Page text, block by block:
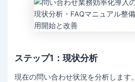
ステップ1：現状分析
現在の問い合わせ状況を分析します。